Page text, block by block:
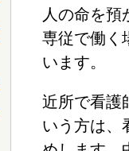
人の命を
専従で働く
います。
近所で看護
いう方は、